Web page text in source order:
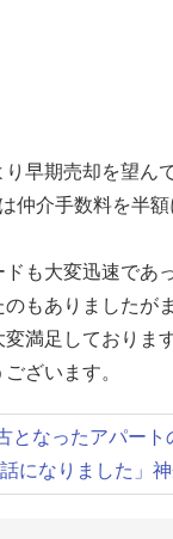
早期売却を望ん
仲介手数料を半
ドも大変迅速であ
のもありましたが
満足しております
ざいます。
となったアパー
話になりました」